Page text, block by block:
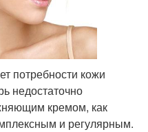
потребности кожи
недостаточно
кремом, как
и регулярным.